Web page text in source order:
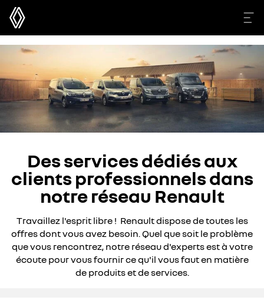
Des services dédiés aux
clients professionnels dans
notre réseau Renault
Travaillez l'esprit libre ! Renault dispose de toutes les
offres dont vous avez besoin. Quel que soit le problème
que vous rencontrez, notre réseau d'experts est à votre
écoute pour vous fournir ce qu'il vous faut en matière
de produits et de services.